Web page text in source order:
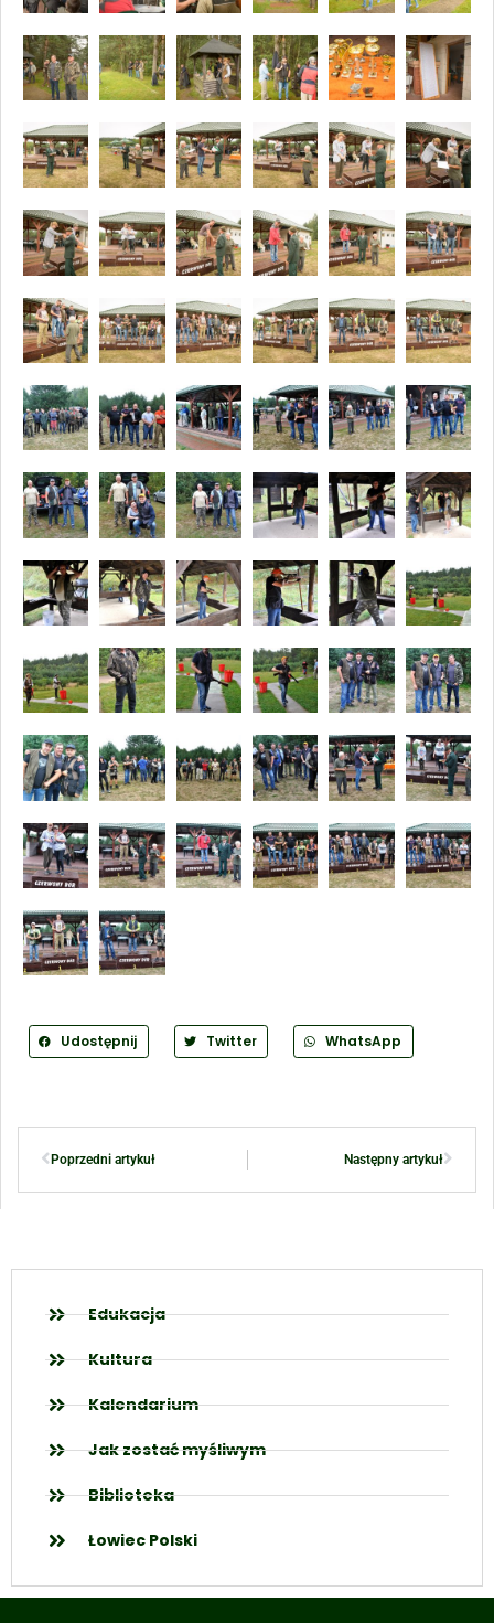
Udostępnij Twitter WhatsApp
Poprzedni artykuł Następny artykuł
Edukacja
Kultura
Kalendarium
Jak zostać myśliwym
Biblioteka
Łowiec Polski